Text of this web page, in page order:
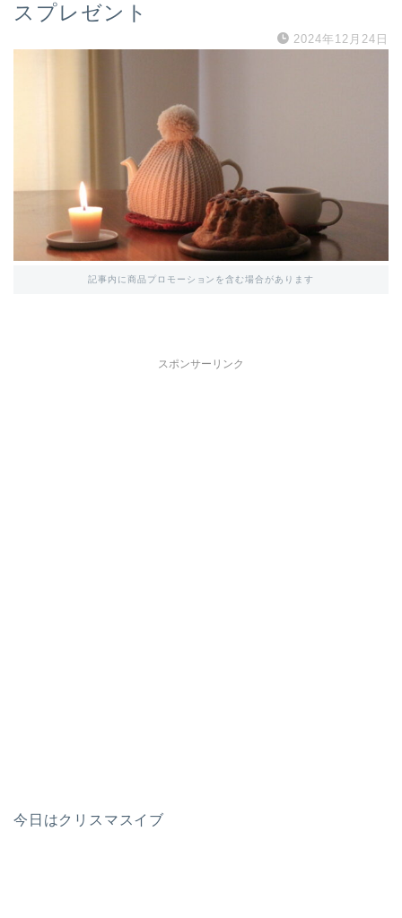
スプレゼント
2024年12月24日
記事内に商品プロモーションを含む場合があります
スポンサーリンク
今日はクリスマスイブ